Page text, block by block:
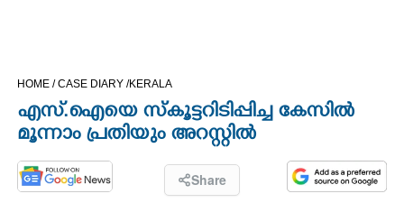
OPINION
HOME /CASE DIARY /KERALA
എസ്.ഐയെ സ്കൂട്ടറിടിപ്പിച്ച കേസിൽ
മൂന്നാം പ്രതിയും അറസ്റ്റിൽ
Share